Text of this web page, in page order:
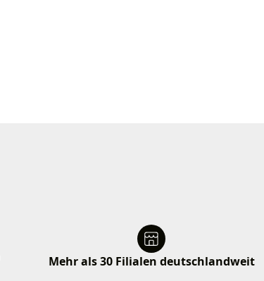
Mehr als 30 Filialen deutschlandweit